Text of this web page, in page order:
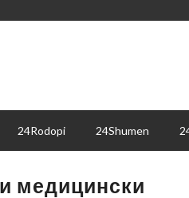
24Rodopi 24Shumen
медицински